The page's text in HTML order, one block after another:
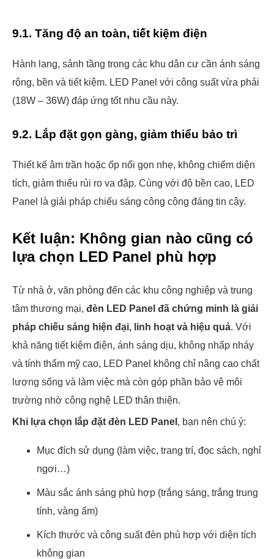
9.1. Tăng độ an toàn, tiết kiệm điện
Hành lang, sảnh tầng trong các khu dân cư cần ánh sáng
rộng, bền và tiết kiệm. LED Panel với công suất vừa phải
(18W – 36W) đáp ứng tốt nhu cầu này.
9.2. Lắp đặt gọn gàng, giảm thiểu bảo trì
Thiết kế âm trần hoặc ốp nổi gọn nhẹ, không chiếm diện
tích, giảm thiểu rủi ro va đập. Cùng với độ bền cao, LED
Panel là giải pháp chiếu sáng công cộng đáng tin cậy.
Kết luận: Không gian nào cũng có
lựa chọn LED Panel phù hợp
Từ nhà ở, văn phòng đến các khu công nghiệp và trung
tâm thương mại, đèn LED Panel đã chứng minh là giải
pháp chiếu sáng hiện đại, linh hoạt và hiệu quả. Với
khả năng tiết kiệm điện, ánh sáng dịu, không nhấp nháy
và tính thẩm mỹ cao, LED Panel không chỉ nâng cao chất
lượng sống và làm việc mà còn góp phần bảo vệ môi
trường nhờ công nghệ LED thân thiện.
Khi lựa chọn lắp đặt đèn LED Panel , bạn nên chú ý:
Mục đích sử dụng (làm việc, trang trí, đọc sách, nghỉ
ngơi…)
Màu sắc ánh sáng phù hợp (trắng sáng, trắng trung
tính, vàng ấm)
Kích thước và công suất đèn phù hợp với diện tích
không gian